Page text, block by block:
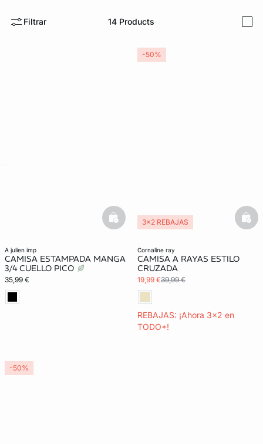
Filtrar 14 Products
a julien imp
CAMISA ESTAMPADA MANGA
3/4 CUELLO PICO
35,99 €
basketfull
cornaline ray
CAMISA A RAYAS ESTILO
CRUZADA
19,99 €39,99 €
REBAJAS: ¡Ahora 3x2 en
TODO*!
3x2 REBAJAS
-50%
-50%